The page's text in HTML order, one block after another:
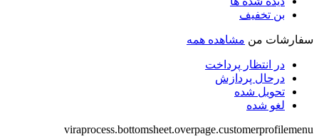
بن تخفیف
سفارشات من مشاهده همه
در انتظار پرداخت
درحال پردازش
تحویل شده
لغو شده
viraprocess.bottomsheet.overpage.customerprofilemenu